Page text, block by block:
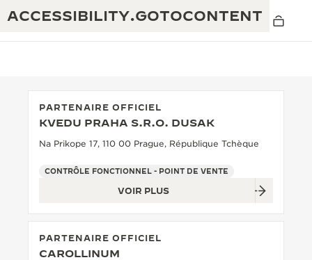
ACCESSIBILITY.GOTOCONTENT
GARANTIE JAEGER-LECOULTRE
GARANTIE DES MONTRES
GARANTIE ATMOS
TIMEKEEPER »
EXCELLENCE : PLUS DE 190 ANS
CRÉATIVITÉ : PLUS DE 430 BREVETS
PARTENAIRE OFFICIEL
KVEDU PRAHA S.R.O. DUSAK
Na Prikope 17, 110 00 Prague, République Tchèque
CONTRÔLE FONCTIONNEL - POINT DE VENTE
VOIR PLUS
PARTENAIRE OFFICIEL
CAROLLINUM